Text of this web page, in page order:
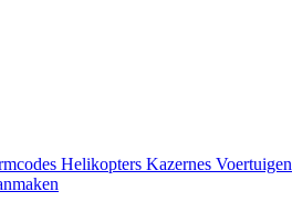
Helikopters Kazernes Voertuigen